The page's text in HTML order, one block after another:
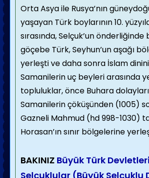
Orta Asya ile Rusya’nın
yaşayan Türk boylarının 10.
sırasında, Selçuk’un
göçebe Türk, Seyhun’un aşağı
yerleşti ve daha sonra İslam
Samanilerin uç beyleri arasında
topluluklar, önce Buhara
Samanilerin çöküşünden (1005)
Gazneli Mahmud (hd 998-1030)
Horasan’ın sınır bölgelerine
BAKINIZ Büyük Türk
Selçuklular (Büyük Selçuklu